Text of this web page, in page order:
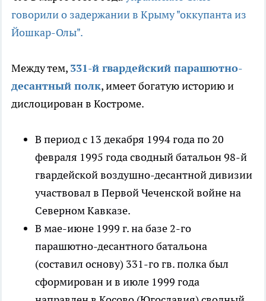
говорили о задержании в Крыму "оккупанта из
Йошкар-Олы".
Между тем, 331-й гвардейский парашютно-
десантный полк, имеет богатую историю и
дислоцирован в Костроме.
В период с 13 декабря 1994 года по 20
февраля 1995 года сводный батальон 98-й
гвардейской воздушно-десантной дивизии
участвовал в Первой Чеченской войне на
Северном Кавказе.
В мае-июне 1999 г. на базе 2-го
парашютно-десантного батальона
(составил основу) 331-го гв. полка был
сформирован и в июле 1999 года